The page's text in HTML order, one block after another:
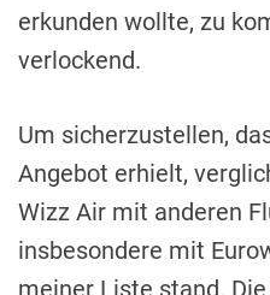
erkunden wollte, zu
verlockend.
Um sicherzustellen,
Angebot erhielt,
Wizz Air mit anderen
insbesondere mit